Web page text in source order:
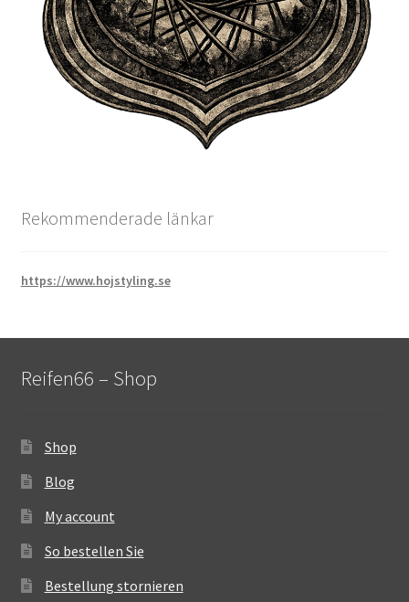
Rekommenderade länkar
https://www.hojstyling.se
Reifen66 – Shop
Shop
Blog
My account
So bestellen Sie
Bestellung stornieren